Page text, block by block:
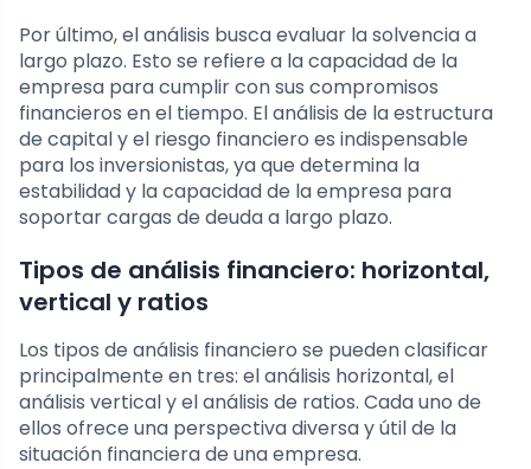
Por último, el análisis busca evaluar la solvencia a
largo plazo. Esto se refiere a la capacidad de la
empresa para cumplir con sus compromisos
financieros en el tiempo. El análisis de la estructura
de capital y el riesgo financiero es indispensable
para los inversionistas, ya que determina la
estabilidad y la capacidad de la empresa para
soportar cargas de deuda a largo plazo.
Tipos de análisis financiero: horizontal,
vertical y ratios
Los tipos de análisis financiero se pueden clasificar
principalmente en tres: el análisis horizontal, el
análisis vertical y el análisis de ratios. Cada uno de
ellos ofrece una perspectiva diversa y útil de la
situación financiera de una empresa.